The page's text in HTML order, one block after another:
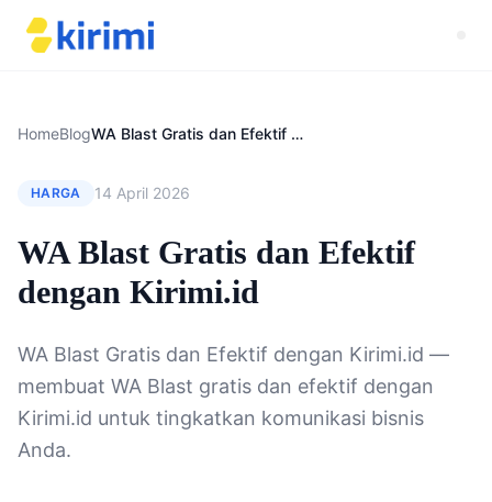
HomeBlog WA Blast Gratis dan Efektif dengan Kirimi.id
HARGA 14 April 2026
WA Blast Gratis dan Efektif
dengan Kirimi.id
WA Blast Gratis dan Efektif dengan Kirimi.id —
membuat WA Blast gratis dan efektif dengan
Kirimi.id untuk tingkatkan komunikasi bisnis
Anda.